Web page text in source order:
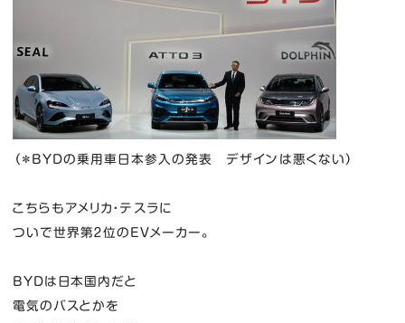
（＊BYDの乗用車日本参入の発表 デザインは悪くない）
こちらもアメリカ・テスラに
ついで世界第２位のEVメーカー。
BYDは日本国内だと
電気のバスとかを